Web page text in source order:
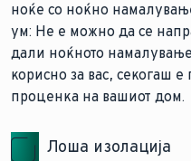
ноќе со ноќно
ум: Не е можно да се
дали ноќното
корисно за вас, секогаш
проценка на вашиот дом.
Лоша изолација